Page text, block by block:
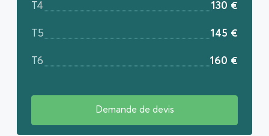
T4 130 €
T5 145 €
T6 160 €
Demande de devis